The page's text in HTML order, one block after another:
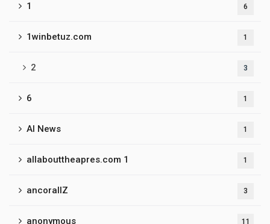
1 6
1winbetuz.com 1
2 3
6 1
AI News 1
allabouttheapres.com 1 1
ancorallZ 3
anonymous 11